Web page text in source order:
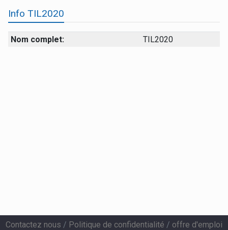
Info TIL2020
Nom complet: TIL2020
Contactez nous / Politique de confidentialité / offre d'emploi